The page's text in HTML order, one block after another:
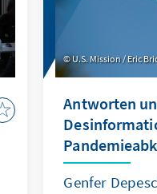
U.S. Mission / Eric
Antworten
Genfer